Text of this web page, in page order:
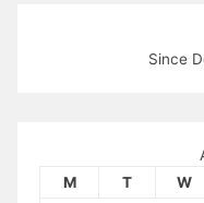
Since
M
T W